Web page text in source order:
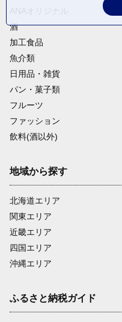
酒
加工食品
魚介類
日用品・雑貨
パン・菓子類
フルーツ
ファッション
飲料(酒以外)
地域から探す
北海道エリア
関東エリア
近畿エリア
四国エリア
沖縄エリア
ふるさと納税ガイド